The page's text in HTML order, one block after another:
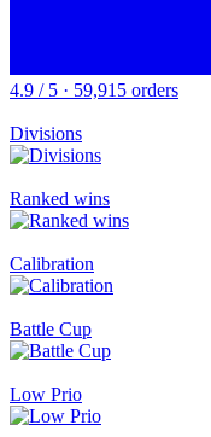
4.9 / 5 · 59,915 orders
Divisions
Ranked wins
Calibration
Battle Cup
Low Prio